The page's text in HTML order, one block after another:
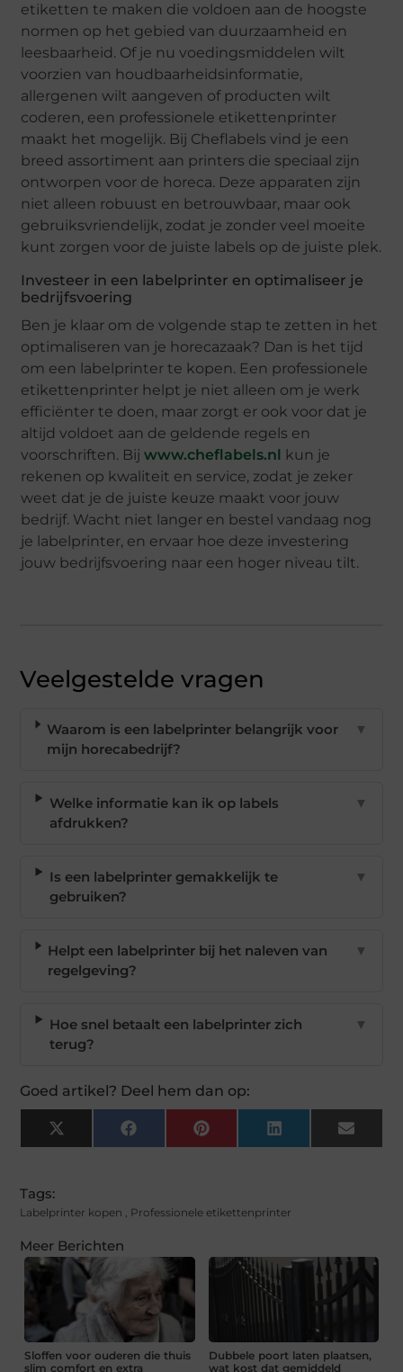
etiketten te maken die voldoen aan de hoogste
normen op het gebied van duurzaamheid en
leesbaarheid. Of je nu voedingsmiddelen wilt
voorzien van houdbaarheidsinformatie,
allergenen wilt aangeven of producten wilt
coderen, een professionele etikettenprinter
maakt het mogelijk. Bij Cheflabels vind je een
breed assortiment aan printers die speciaal zijn
ontworpen voor de horeca. Deze apparaten zijn
niet alleen robuust en betrouwbaar, maar ook
gebruiksvriendelijk, zodat je zonder veel moeite
kunt zorgen voor de juiste labels op de juiste plek.
Investeer in een labelprinter en optimaliseer je
bedrijfsvoering
Ben je klaar om de volgende stap te zetten in het
optimaliseren van je horecazaak? Dan is het tijd
om een labelprinter te kopen. Een professionele
etikettenprinter helpt je niet alleen om je werk
efficiënter te doen, maar zorgt er ook voor dat je
altijd voldoet aan de geldende regels en
voorschriften. Bijwww.cheflabels.nl kun je
rekenen op kwaliteit en service, zodat je zeker
weet dat je de juiste keuze maakt voor jouw
bedrijf. Wacht niet langer en bestel vandaag nog
je labelprinter, en ervaar hoe deze investering
jouw bedrijfsvoering naar een hoger niveau tilt.
Veelgestelde vragen
Waarom is een labelprinter belangrijk voor
mijn horecabedrijf?
▼
Welke informatie kan ik op labels
afdrukken?
▼
Is een labelprinter gemakkelijk te
gebruiken?
▼
Helpt een labelprinter bij het naleven van
regelgeving?
▼
Hoe snel betaalt een labelprinter zich
terug?
▼
Goed artikel? Deel hem dan op:
X
(Twitter)
FacebookPinterest LinkedIn Email
Tags:
Labelprinter kopen , Professionele etikettenprinter
Meer Berichten
Sloffen voor ouderen die thuis
slim comfort en extra
Dubbele poort laten plaatsen,
wat kost dat gemiddeld